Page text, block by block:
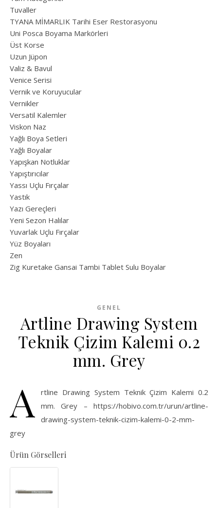
Tuvaller
TYANA MİMARLIK Tarihi Eser Restorasyonu
Uni Posca Boyama Markörleri
Üst Korse
Uzun Jüpon
Valiz & Bavul
Venice Serisi
Vernik ve Koruyucular
Vernikler
Versatil Kalemler
Viskon Naz
Yağlı Boya Setleri
Yağlı Boyalar
Yapışkan Notluklar
Yapıştırıcılar
Yassı Uçlu Fırçalar
Yastık
Yazı Gereçleri
Yeni Sezon Halılar
Yuvarlak Uçlu Fırçalar
Yüz Boyaları
Zen
​Zig Kuretake Gansai Tambi Tablet Sulu Boyalar
GENEL
Artline Drawing System
Teknik Çizim Kalemi 0.2
mm. Grey
A
rtline Drawing System Teknik Çizim Kalemi 0.2
mm. Grey – https://hobivo.com.tr/urun/artline-
drawing-system-teknik-cizim-kalemi-0-2-mm-
grey
Ürün Görselleri